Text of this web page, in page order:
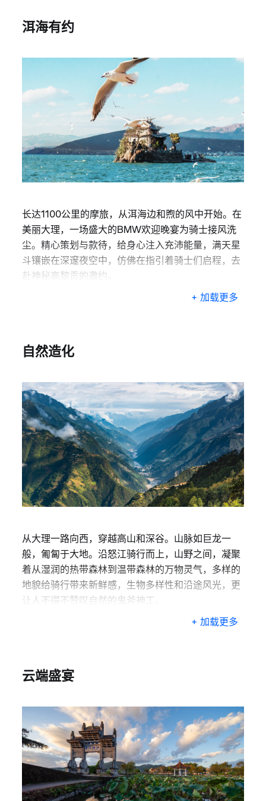
洱海有约
长达1100公里的摩旅，从洱海边和煦的风中开始。在
美丽大理，一场盛大的BMW欢迎晚宴为骑士接风洗
尘。精心策划与款待，给身心注入充沛能量，满天星
斗镶嵌在深邃夜空中，仿佛在指引着骑士们启程，去
赴神秘高黎贡的邀约。
+ 加载更多
自然造化
从大理一路向西，穿越高山和深谷。山脉如巨龙一
般，匍匐于大地。沿怒江骑行而上，山野之间，凝聚
着从湿润的热带森林到温带森林的万物灵气，多样的
地貌给骑行带来新鲜感，生物多样性和沿途风光，更
让人不得不赞叹自然的鬼斧神工。
+ 加载更多
云端盛宴